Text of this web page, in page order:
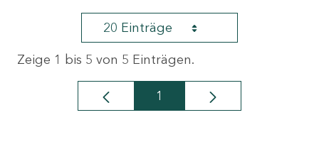
20 Einträge
Zeige 1 bis 5 von 5 Einträgen.
Seite
1